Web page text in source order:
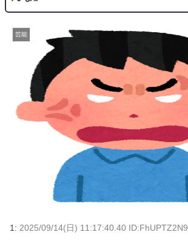
芸能
1: 2025/09/14(日) 11:17:40.40 ID:FhUPTZ2N9